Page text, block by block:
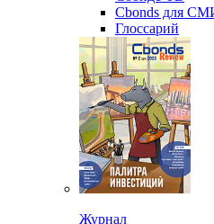
Новости & Research Hub
Новости рынка
Research Hub
Сбондс-ТВ
Cbonds для СМИ
Глоссарий